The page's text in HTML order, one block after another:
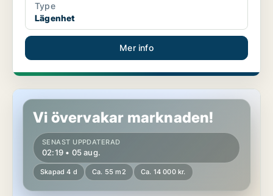
Type
Lägenhet
Mer info
Lägenhet i Uppsala
Vi övervakar marknaden!
SENAST UPPDATERAD
02:19 • 05 aug.
Skapad 4 d Ca. 55 m2 Ca. 14 000 kr.